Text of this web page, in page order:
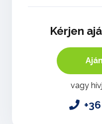
Kérjen
vagy